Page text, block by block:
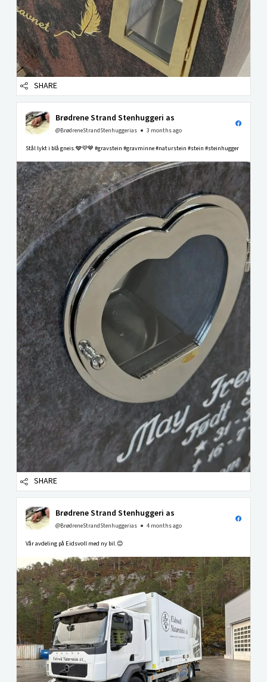
SHARE
Brødrene Strand Stenhuggeri as
@BrødreneStrandStenhuggerias 3 months ago
Stål lykt i blå gneis.🩶💜💙 #gravstein #gravminne #naturstein #stein #steinhugger
SHARE
Brødrene Strand Stenhuggeri as
@BrødreneStrandStenhuggerias 4 months ago
Vår avdeling på Eidsvoll med ny bil.😊